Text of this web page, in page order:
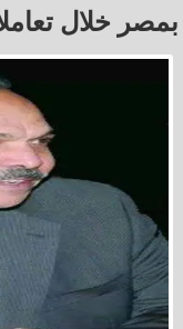
بمصر خلال